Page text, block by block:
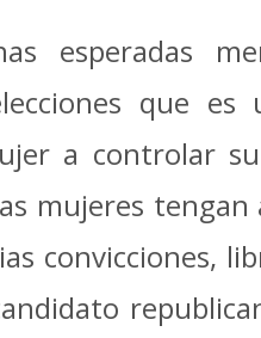
esperadas
que es
a controlar
mujeres
convicciones,